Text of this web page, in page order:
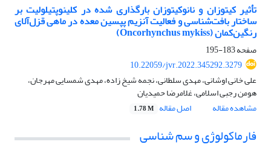
تأثیر کیتوزان و نانوکیتوزان بارگذاری شده در کلینوپتیلولیت بر
ساختار بافت‌شناسی و فعالیت آنزیم پپسین معده در ماهی قزل‌آلای
رنگین‌کمان (Oncorhynchus mykiss)
صفحه183-195
10.22059/jvr.2022.345292.3279
علی خانی اوشانی، مهدی سلطانی، نجمه شیخ زاده، مهدی شمسایی مهرجان،
هومن رجبی اسلامی، غلامرضا حمیدیان
مشاهده مقاله
اصل مقاله 1.78 M
فارماکولوژی و سم شناسی